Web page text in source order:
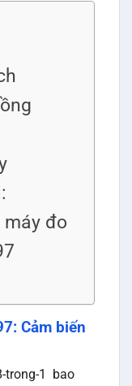
đo
Cảm biến
trong-1 bao